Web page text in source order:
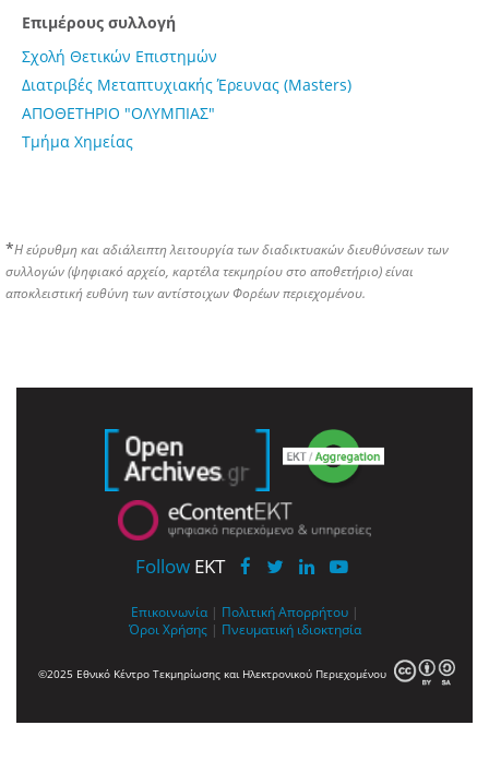
Επιμέρους συλλογή
Σχολή Θετικών Επιστημών
Διατριβές Μεταπτυχιακής Έρευνας (Masters)
ΑΠΟΘΕΤΗΡΙΟ "ΟΛΥΜΠΙΑΣ"
Τμήμα Χημείας
*Η εύρυθμη και αδιάλειπτη λειτουργία των διαδικτυακών διευθύνσεων των
συλλογών (ψηφιακό αρχείο, καρτέλα τεκμηρίου στο αποθετήριο) είναι
αποκλειστική ευθύνη των αντίστοιχων Φορέων περιεχομένου.
Follow EKT
Επικοινωνία | Πολιτική Απορρήτου |
Όροι Χρήσης | Πνευματική ιδιοκτησία
©2025 Εθνικό Κέντρο Τεκμηρίωσης και Ηλεκτρονικού Περιεχομένου